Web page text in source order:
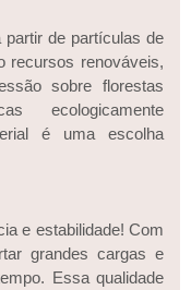
de partículas de
recursos renováveis,
sobre florestas
ecologicamente
é uma escolha
e estabilidade! Com
grandes cargas e
Essa qualidade